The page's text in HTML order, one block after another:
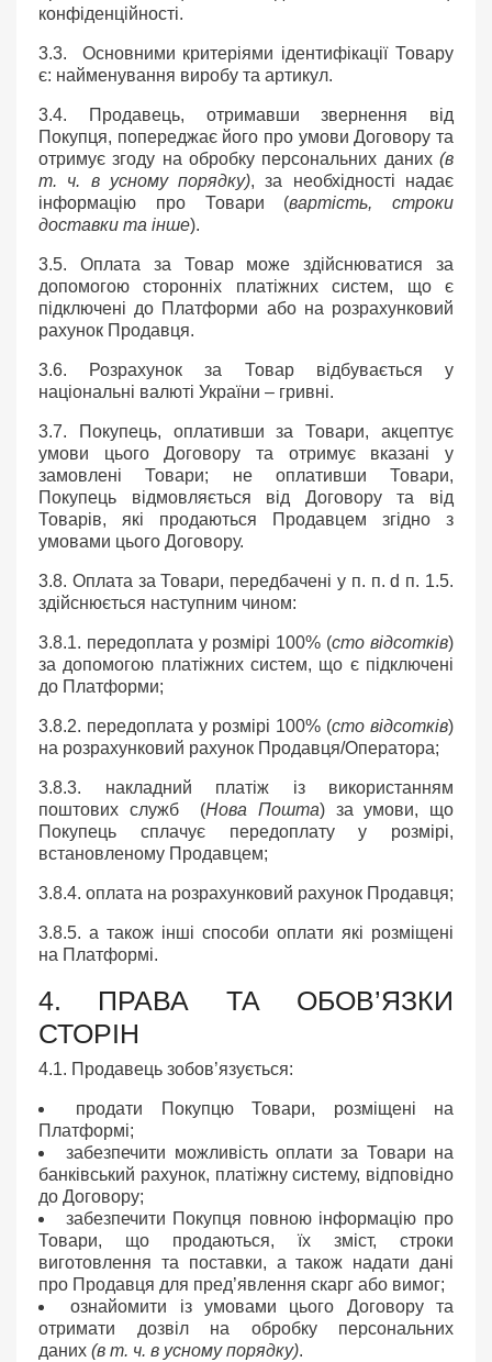
конфіденційності.
3.3. Основними критеріями ідентифікації Товару
є: найменування виробу та артикул.
3.4. Продавець, отримавши звернення від
Покупця, попереджає його про умови Договору та
отримує згоду на обробку персональних даних (в
т. ч. в усному порядку), за необхідності надає
інформацію про Товари (вартість, строки
доставки та інше).
3.5. Оплата за Товар може здійснюватися за
допомогою сторонніх платіжних систем, що є
підключені до Платформи або на розрахунковий
рахунок Продавця.
3.6. Розрахунок за Товар відбувається у
національні валюті України – гривні.
3.7. Покупець, оплативши за Товари, акцептує
умови цього Договору та отримує вказані у
замовлені Товари; не оплативши Товари,
Покупець відмовляється від Договору та від
Товарів, які продаються Продавцем згідно з
умовами цього Договору.
3.8. Оплата за Товари, передбачені у п. п. d п. 1.5.
здійснюється наступним чином:
3.8.1. передоплата у розмірі 100% (сто відсотків)
за допомогою платіжних систем, що є підключені
до Платформи;
3.8.2. передоплата у розмірі 100% (сто відсотків)
на розрахунковий рахунок Продавця/Оператора;
3.8.3. накладний платіж із використанням
поштових служб (Нова Пошта) за умови, що
Покупець сплачує передоплату у розмірі,
встановленому Продавцем;
3.8.4. оплата на розрахунковий рахунок Продавця;
3.8.5. а також інші способи оплати які розміщені
на Платформі.
4. ПРАВА ТА ОБОВ’ЯЗКИ
СТОРІН
4.1. Продавець зобов’язується:
продати Покупцю Товари, розміщені на
Платформі;
забезпечити можливість оплати за Товари на
банківський рахунок, платіжну систему, відповідно
до Договору;
забезпечити Покупця повною інформацію про
Товари, що продаються, їх зміст, строки
виготовлення та поставки, а також надати дані
про Продавця для пред’явлення скарг або вимог;
ознайомити із умовами цього Договору та
отримати дозвіл на обробку персональних
даних (в т. ч. в усному порядку).